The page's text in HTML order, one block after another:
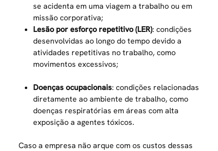
se acidenta em uma viagem a trabalho ou em
missão corporativa;
Lesão por esforço repetitivo (LER): condições
desenvolvidas ao longo do tempo devido a
atividades repetitivas no trabalho, como
movimentos excessivos;
Doenças ocupacionais: condições relacionadas
diretamente ao ambiente de trabalho, como
doenças respiratórias em áreas com alta
exposição a agentes tóxicos.
Caso a empresa não arque com os custos dessas